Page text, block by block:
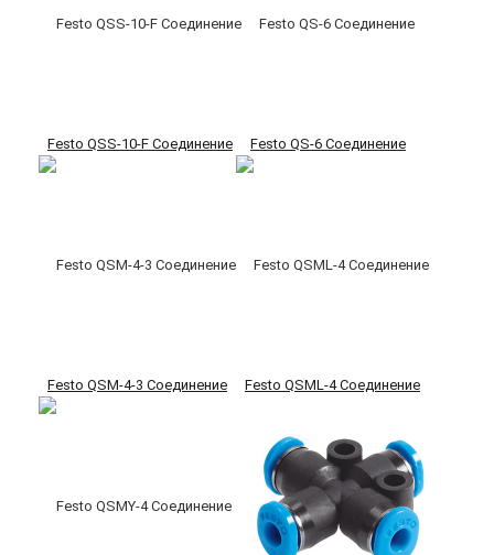
Festo QSS-10-F Соединение Festo QS-6 Соединение
Festo QSM-4-3 Соединение Festo QSML-4 Соединение